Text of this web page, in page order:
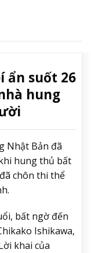
ẩn suốt 26
hung
Nhật Bản đã
hung thủ bất
chôn thi thể
bất ngờ đến
Ishikawa,
khai của